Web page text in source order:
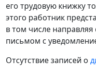
его трудовую книжку
этого работник
в том числе
письмом с
Отсутствие записей о